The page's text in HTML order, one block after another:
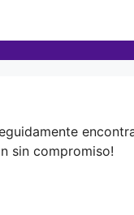
sin compromiso!